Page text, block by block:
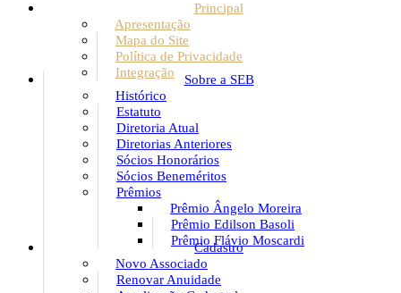
Principal
Apresentação
Mapa do Site
Política de Privacidade
Integração
Sobre a SEB
Histórico
Estatuto
Diretoria Atual
Diretorias Anteriores
Sócios Honorários
Sócios Beneméritos
Prêmios
Prêmio Ângelo Moreira
Prêmio Edilson Basoli
Prêmio Flávio Moscardi
Cadastro
Novo Associado
Renovar Anuidade